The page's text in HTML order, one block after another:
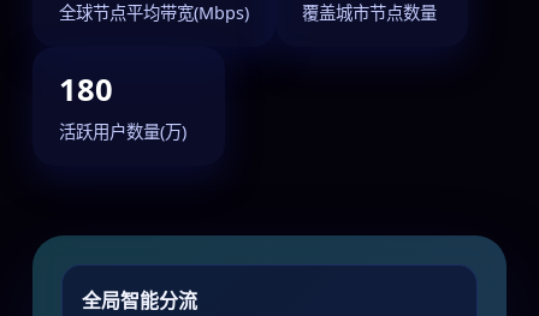
全球节点平均带宽(Mbps) 覆盖城市节点数量
180
活跃用户数量(万)
全局智能分流